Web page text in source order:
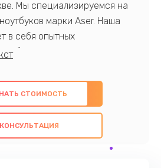
Мы специализируемся на
марки Aser. Наша
в себя опытных
обширными знаниями и
и качественный ремонт с
компонентов, а
качество всех
Наша цель - предоставить
СТОИМОСТЬ
КОНСУЛЬТАЦИЯ